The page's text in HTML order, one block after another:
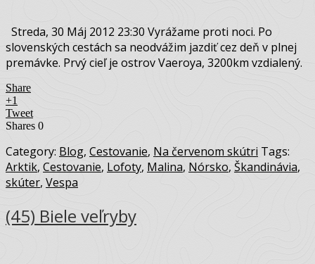
Streda, 30 Máj 2012 23:30 Vyrážame proti noci. Po
slovenských cestách sa neodvážim jazdiť cez deň v plnej
premávke. Prvý cieľ je ostrov Vaeroya, 3200km vzdialený.
Share
+1
Tweet
Shares 0
Category: Blog, Cestovanie, Na červenom skútri Tags:
Arktik, Cestovanie, Lofoty, Malina, Nórsko, Škandinávia,
skúter, Vespa
(45) Biele veľryby